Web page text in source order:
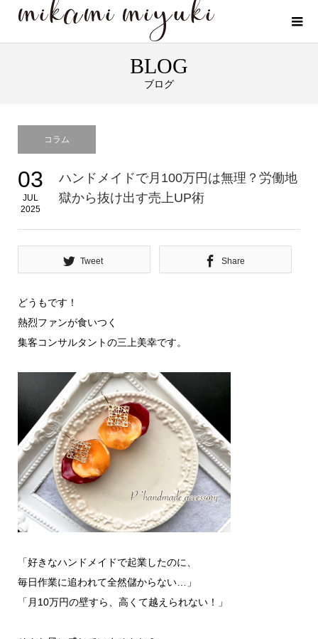
BLOG
ブログ
コラム
03
JUL
2025
ハンドメイドで月100万円は無理？労働地
獄から抜け出す売上UP術
Tweet Share
どうもです！
熱烈ファンが食いつく
集客コンサルタントの三上美幸です。
「好きなハンドメイドで起業したのに、
毎日作業に追われて全然儲からない…」
「月10万円の壁すら、高くて越えられない！」